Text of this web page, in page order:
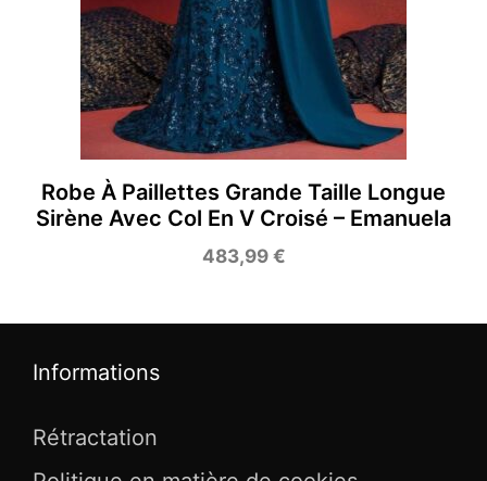
Robe À Paillettes Grande Taille Longue
Sirène Avec Col En V Croisé – Emanuela
483,99€
Informations
Rétractation